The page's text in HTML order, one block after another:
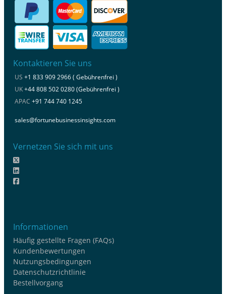
Kontaktieren Sie uns
US +1 833 909 2966 ( Gebührenfrei )
UK+44 808 502 0280 (Gebührenfrei )
APAC +91 744 740 1245
sales@fortunebusinessinsights.com
Vernetzen Sie sich mit uns
Informationen
Häufig gestellte Fragen (FAQs)
Kundenbewertungen
Nutzungsbedingungen
Datenschutzrichtlinie
Bestellvorgang